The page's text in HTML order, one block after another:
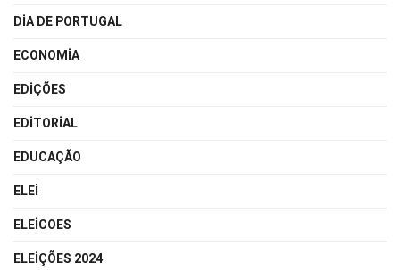
DIA DE PORTUGAL
ECONOMIA
EDIÇÕES
EDITORIAL
EDUCAÇÃO
ELEI
ELEICOES
ELEIÇÕES 2024